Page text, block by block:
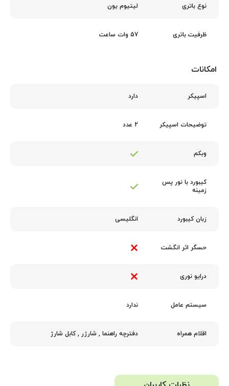
نوع باتری لیتیوم یون
ظرفیت باتری 57 وات ساعت
امکانات
اسپیکر دارد
توضیحات اسپیکر 2 عدد
وبکم
کیبورد با نور پس‌
زمینه
زبان کیبورد انگلیسی
حسگر اثر انگشت
درایو نوری
سیستم عامل ندارد
اقلام همراه دفترچه راهنما , شارژر , کابل شارژ